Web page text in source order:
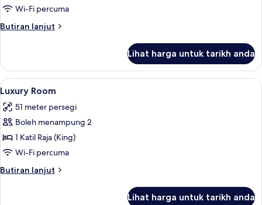
Wi-Fi percuma
Butiran lanjut
Butiran
Room
Lihat harga untuk tarikh anda
Lihat
semua
foto
untuk
Luxury
Room
Luxury Room | Bar mini, peti besi
3
Luxury Room
51 meter persegi
Boleh menampung 2
1 Katil Raja (King)
Wi-Fi percuma
Butiran lanjut
Butiran
Lihat harga untuk tarikh anda